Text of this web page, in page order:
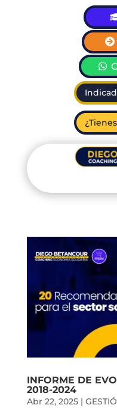
INFORME DE
2018-2024
Abr 22, 2025|